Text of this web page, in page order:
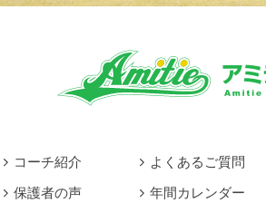
コーチ紹介
保護者の声
よくあるご質問
年間カレンダー